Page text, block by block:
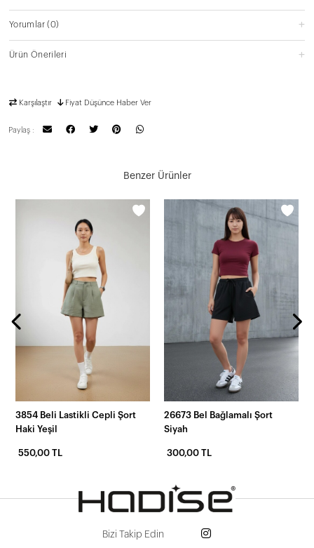
Yorumlar(0)
Ürün Önerileri
Karşılaştır Fiyat Düşünce Haber Ver
Paylaş :
Benzer Ürünler
3854 Beli Lastikli Cepli Şort
Haki Yeşil
550,00 TL
26673 Bel Bağlamalı Şort
Siyah
300,00 TL
Bizi Takip Edin